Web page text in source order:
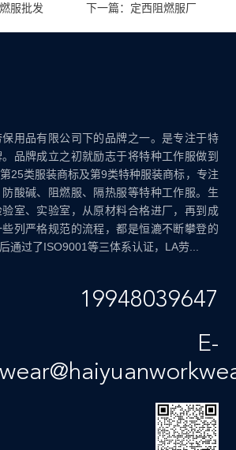
服批发 下一篇：定西阻燃服厂
用品有限公司下的品牌之一。是专注于特
品牌成立之初就励志于将特种工作服做到
25类服装商标及第9类特种服装商标，专注
酸碱、阻燃服、隔热服等特种工作服。生
室、实验室，从原材料合格进厂，再到成
列严格规范的流程，都是恒漉不断攀登的
通过了ISO9001等三体系认证，LA劳...
19948039647
E-